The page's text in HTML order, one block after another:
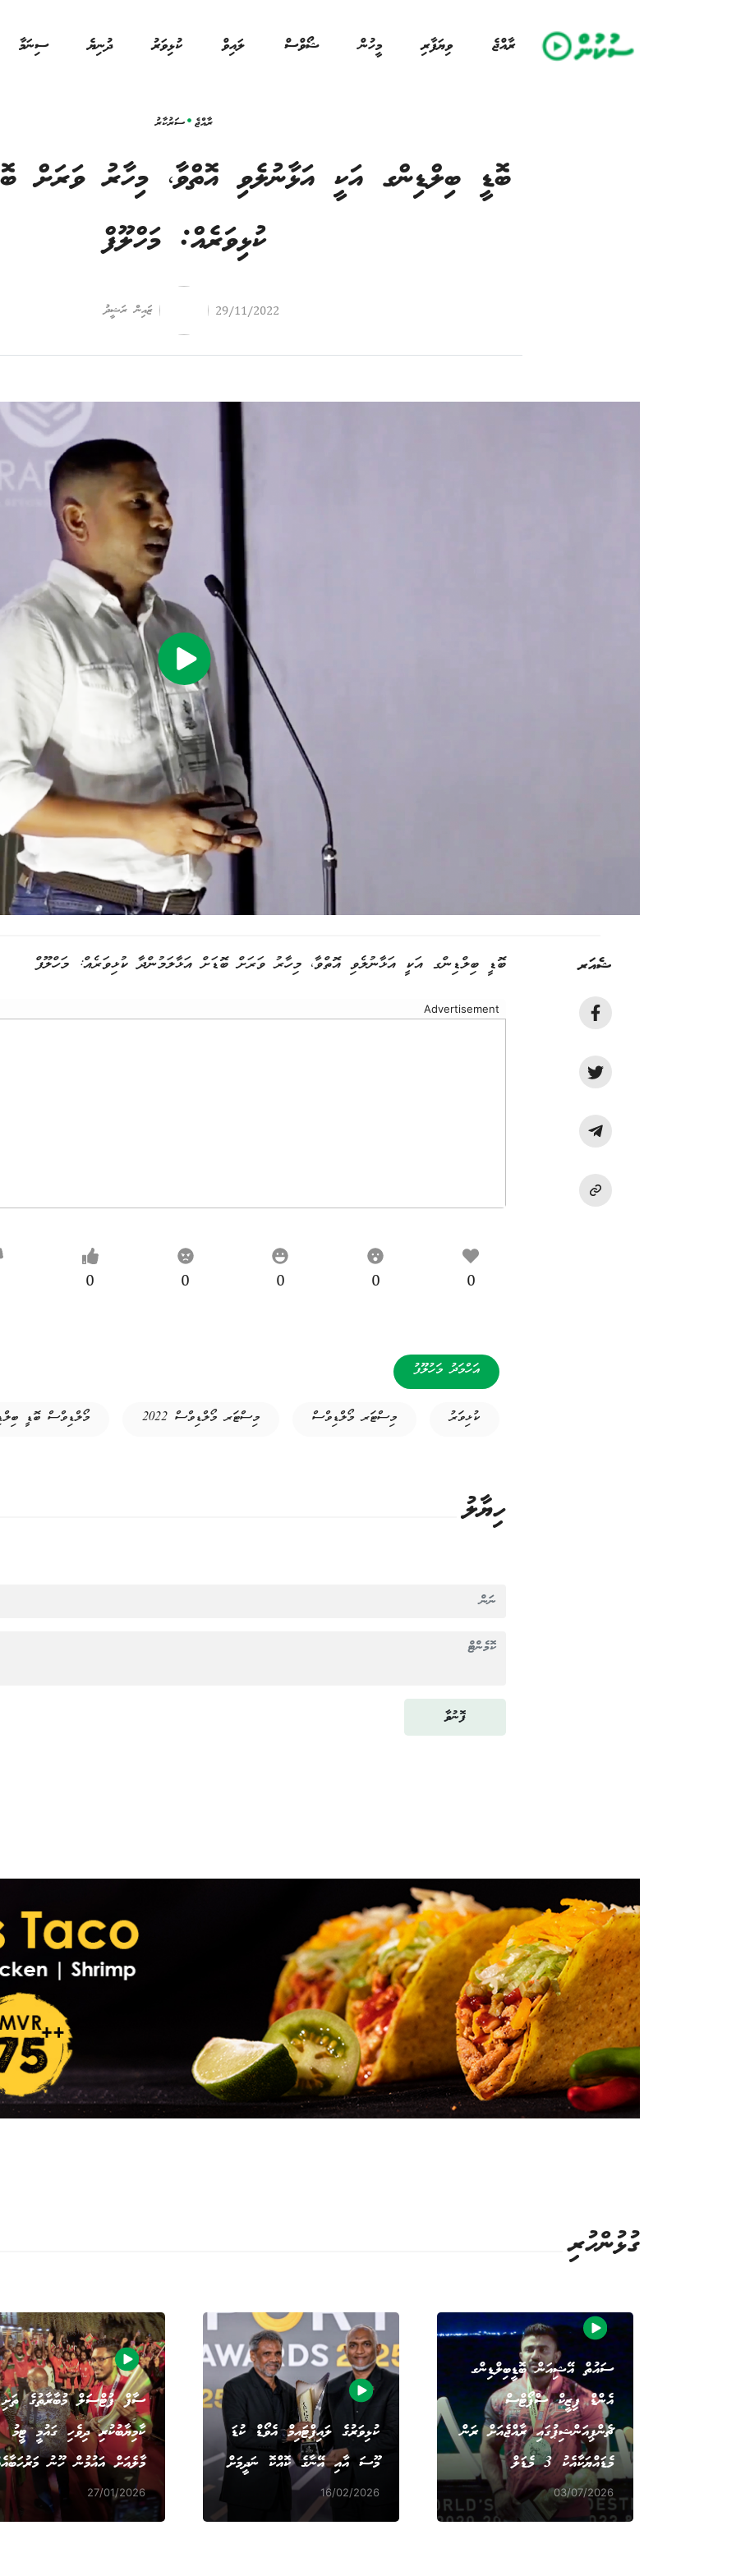
ރާއްޖެ ވިޔަފާރި މީހުން ޝޯވްސް ލައިވް ކުޅިވަރު ދުނިޔެ ސިނަމާ
ރާއްޖެ ސަރުކާރު
ބޮޑީ ބިލްޑިންގ އަކީ އަޅާނުލެވި އޮތްވާ، މިހާރު ވަރަށް
ކުޅިވަރެއް: މަހްލޫފް
29/11/2022 ޒައިން ރަޝީދު
ޝެއަރ ބޮޑީ ބިލްޑިންގ އަކީ އަޅާނުލެވި އޮތްވާ، މިހާރު ވަރަށް ބޮޑަށް އަޅާލަމުންދާ ކުޅިވަރެއް: މަހްލޫފް
Advertisement
0
0
0
0
0
އަހްމަދު މަހުލޫފު
ކުޅިވަރު މިސްޓަރ މޯލްޑިވްސް މިސްޓަރ މޯލްޑިވްސް 2022 މޯލްޑިވްސް ބޮޑީ
ހިޔާލު
ފޮނުވާ
ގުޅުންހުރި
ސައުތް އޭޝިއަން ބޮޑީބިލްޑިންގ
އެންޑް ފިޒީކް ސްޕޯޓްސް
ޗެންޕިއަންޝިޕުގައި ރާއްޖެއަށް ރަން
މެޑައްޔަކާއެކު 3 މެޑަލް
03/07/2026
ކުޅިވަރުގެ ލައިފްޓައިމް އެވޯޑް ކުޑަ
މޫސަ އާއި އޭނާގެ ކޮއްކޮ ނަދީމަށް
16/02/2026
ސާފް ފުޓްސަލް މުބާރާތުގެ ތަށި
ކާމިޔާބުކުރި ދިވެހި ގައުމީ ޓީމު
މާލެއަށް އައުމުން ހޫނު
27/01/2026